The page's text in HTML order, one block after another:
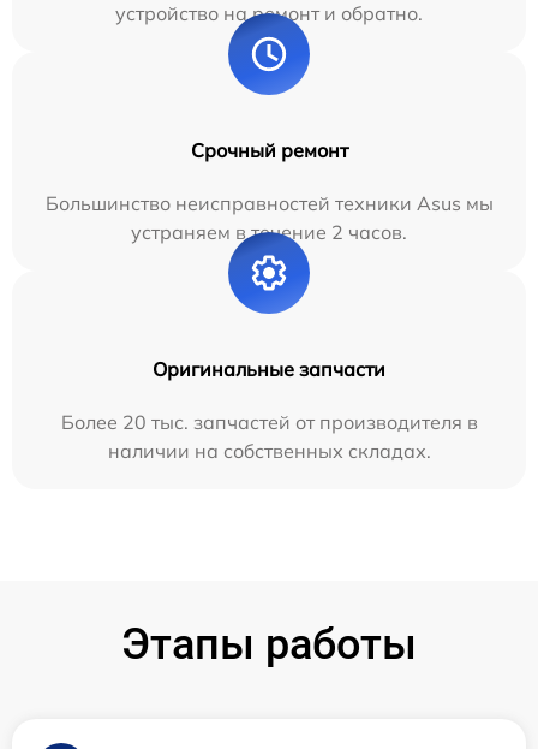
устройство на ремонт и обратно.
Срочный ремонт
Большинство неисправностей техники Asus мы
устраняем в течение 2 часов.
Оригинальные запчасти
Более 20 тыс. запчастей от производителя в
наличии на собственных складах.
Этапы работы